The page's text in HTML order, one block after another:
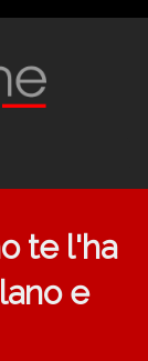
te l'ha
e